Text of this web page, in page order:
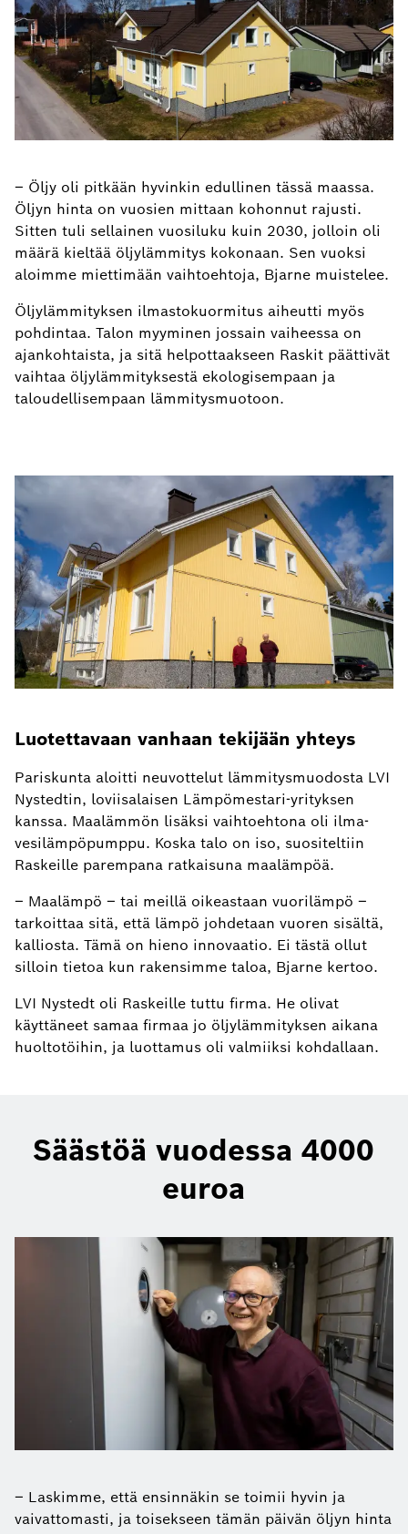
– Öljy oli pitkään hyvinkin edullinen tässä maassa.
Öljyn hinta on vuosien mittaan kohonnut rajusti.
Sitten tuli sellainen vuosiluku kuin 2030, jolloin oli
määrä kieltää öljylämmitys kokonaan. Sen vuoksi
aloimme miettimään vaihtoehtoja, Bjarne muistelee.
Öljylämmityksen ilmastokuormitus aiheutti myös
pohdintaa. Talon myyminen jossain vaiheessa on
ajankohtaista, ja sitä helpottaakseen Raskit päättivät
vaihtaa öljylämmityksestä ekologisempaan ja
taloudellisempaan lämmitysmuotoon.
Luotettavaan vanhaan tekijään yhteys
Pariskunta aloitti neuvottelut lämmitysmuodosta LVI
Nystedtin, loviisalaisen Lämpömestari-yrityksen
kanssa. Maalämmön lisäksi vaihtoehtona oli ilma-
vesilämpöpumppu. Koska talo on iso, suositeltiin
Raskeille parempana ratkaisuna maalämpöä.
– Maalämpö – tai meillä oikeastaan vuorilämpö –
tarkoittaa sitä, että lämpö johdetaan vuoren sisältä,
kalliosta. Tämä on hieno innovaatio. Ei tästä ollut
silloin tietoa kun rakensimme taloa, Bjarne kertoo.
LVI Nystedt oli Raskeille tuttu firma. He olivat
käyttäneet samaa firmaa jo öljylämmityksen aikana
huoltotöihin, ja luottamus oli valmiiksi kohdallaan.
Säästöä vuodessa 4000
euroa
– Laskimme, että ensinnäkin se toimii hyvin ja
vaivattomasti, ja toisekseen tämän päivän öljyn hinta